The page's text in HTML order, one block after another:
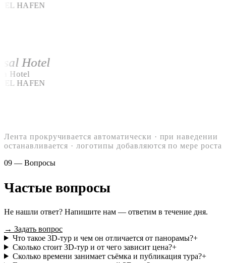
HAFEN
Hotel
Hotel
HAFEN
Лента прокручивается автоматически · при наведении
останавливается · логотипы добавляются по мере роста
09 — Вопросы
Частые вопросы
Не нашли ответ? Напишите нам — ответим в течение дня.
→ Задать вопрос
Что такое 3D-тур и чем он отличается от панорамы?+
Сколько стоит 3D-тур и от чего зависит цена?+
Сколько времени занимает съёмка и публикация тура?+